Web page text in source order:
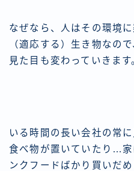
なぜなら、人はその環境
（適応する）生き物なの
見た目も変わっていきます
いる時間の長い会社の常
食べ物が置いていたり…家
ンクフードばかり買いだ